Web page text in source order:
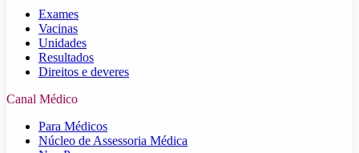
Exames
Vacinas
Unidades
Resultados
Direitos e deveres
Canal Médico
Para Médicos
Núcleo de Assessoria Médica